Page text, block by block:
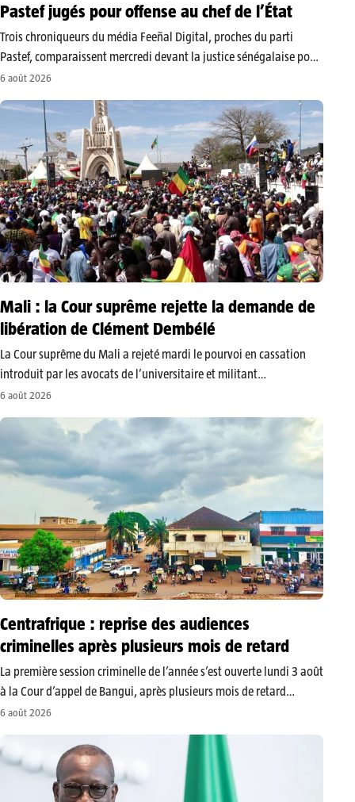
Pastef jugés pour offense au chef de l’État
Trois chroniqueurs du média Feeñal Digital, proches du parti
Pastef, comparaissent mercredi devant la justice sénégalaise pour
offense au chef de l’État et discours contraire aux bonnes mœurs.
après la diffusion…
6 août 2026
Mali : la Cour suprême rejette la demande de
libération de Clément Dembélé
La Cour suprême du Mali a rejeté mardi le pourvoi en cassation
introduit par les avocats de l’universitaire et militant
anticorruption Clément Dembélé. Détenu depuis novembre 2023,
menaces de mort…
6 août 2026
Centrafrique : reprise des audiences
criminelles après plusieurs mois de retard
La première session criminelle de l’année s’est ouverte lundi 3 août
à la Cour d’appel de Bangui, après plusieurs mois de retard
attribués par les autorités judiciaires à des difficultés financières.
6 août 2026